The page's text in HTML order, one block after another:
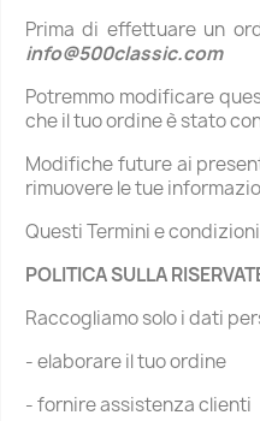
Prima di effettuare un
info@500classic.com
Potremmo modificare
che il tuo ordine è stato
Modifiche future ai
rimuovere le tue
Questi Termini e
POLITICA SULLA
Raccogliamo solo i dati
- elaborare il tuo ordine
- fornire assistenza clienti